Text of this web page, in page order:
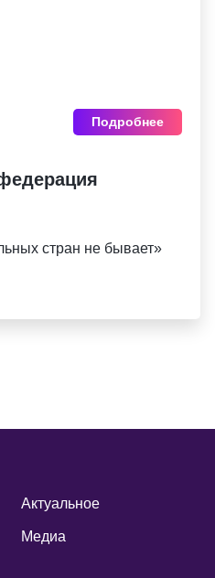
Подробнее
стран не бывает»
Актуальное
Медиа